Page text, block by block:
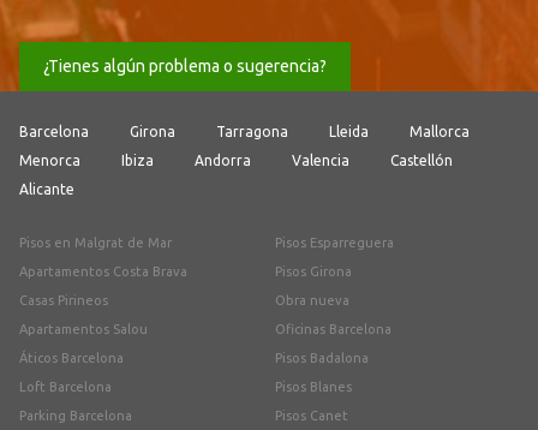
¿Tienes algún problema o sugerencia?
Barcelona Girona Tarragona Lleida
Mallorca
Menorca
Ibiza Andorra Valencia
Castellón
Alicante
Pisos en Malgrat de Mar
Apartamentos Costa Brava
Casas Pirineos
Apartamentos Salou
Áticos Barcelona
Loft Barcelona
Parking Barcelona
Pisos Esparreguera
Pisos Girona
Obra nueva
Oficinas Barcelona
Pisos Badalona
Pisos Blanes
Pisos Canet